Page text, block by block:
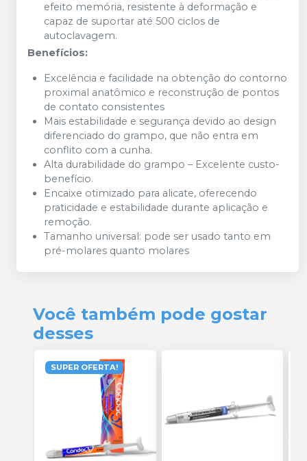
efeito memória, resistente à deformação e
capaz de suportar até 500 ciclos de
autoclavagem.
Benefícios:
Excelência e facilidade na obtenção do contorno
proximal anatômico e reconstrução de pontos
de contato consistentes
Mais estabilidade e segurança devido ao design
diferenciado do grampo, que não entra em
conflito com a cunha.
Alta durabilidade do grampo – Excelente custo-
benefício.
Encaixe otimizado para alicate, oferecendo
praticidade e estabilidade durante aplicação e
remoção.
Tamanho universal: pode ser usado tanto em
pré-molares quanto molares
Você também pode gostar
desses
SUPER OFERTA!